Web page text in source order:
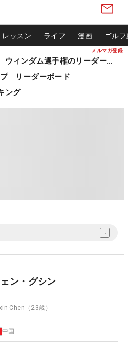
メルマガ登録
レッスン ライフ 漫画 ゴル
松山英樹ら出場 ウィンダム選手権のリーダーボード
リーダーボード
ング
ン・グシン
Chen （23歳）
中国